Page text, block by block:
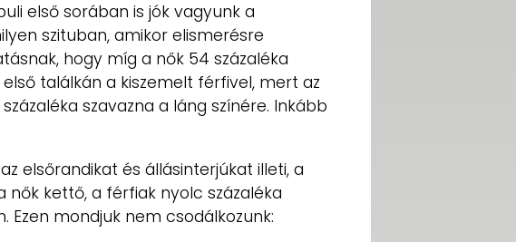
első sorában is jók vagyunk a
szituban, amikor elismerésre
hogy míg a nők 54 százaléka
találkán a kiszemelt férfivel, mert az
szavazna a láng színére. Inkább
elsőrandikat és állásinterjúkat illeti, a
kettő, a férfiak nyolc százaléka
mondjuk nem csodálkozunk: